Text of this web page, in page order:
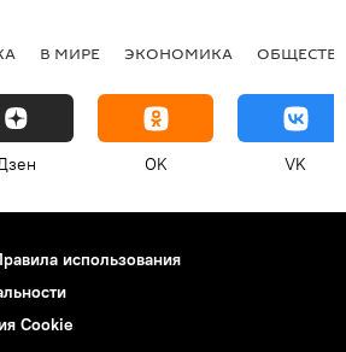
В МИРЕ ЭКОНОМИКА
OK VK
использования
Cookie